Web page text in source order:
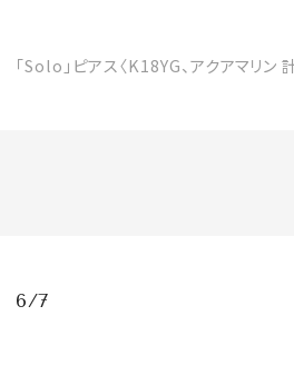
「Solo」ピアス〈K18YG、アクアマリ
6/7